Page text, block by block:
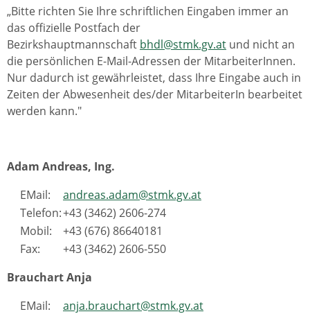
„Bitte richten Sie Ihre schriftlichen Eingaben immer an
das offizielle Postfach der
Bezirkshauptmannschaft bhdl@stmk.gv.at und nicht an
die persönlichen E-Mail-Adressen der MitarbeiterInnen.
Nur dadurch ist gewährleistet, dass Ihre Eingabe auch in
Zeiten der Abwesenheit des/der MitarbeiterIn bearbeitet
werden kann."
Adam Andreas, Ing.
EMail:
andreas.adam@stmk.gv.at
Telefon:+43 (3462) 2606-274
Mobil:
+43 (676) 86640181
Fax:
+43 (3462) 2606-550
Brauchart Anja
EMail:
anja.brauchart@stmk.gv.at